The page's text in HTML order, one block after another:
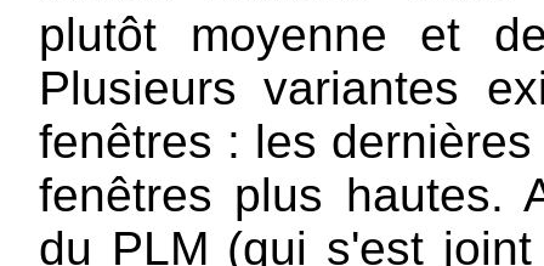
plutôt moyenne et
Plusieurs variantes
fenêtres : les
fenêtres plus hautes.
du PLM (qui s'est